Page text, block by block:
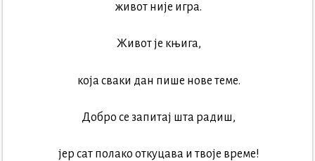
живот није игра.
Живот је књига,
која сваки дан пише нове теме.
Добро се запитај шта радиш,
јер сат полако откуцава и твоје време!